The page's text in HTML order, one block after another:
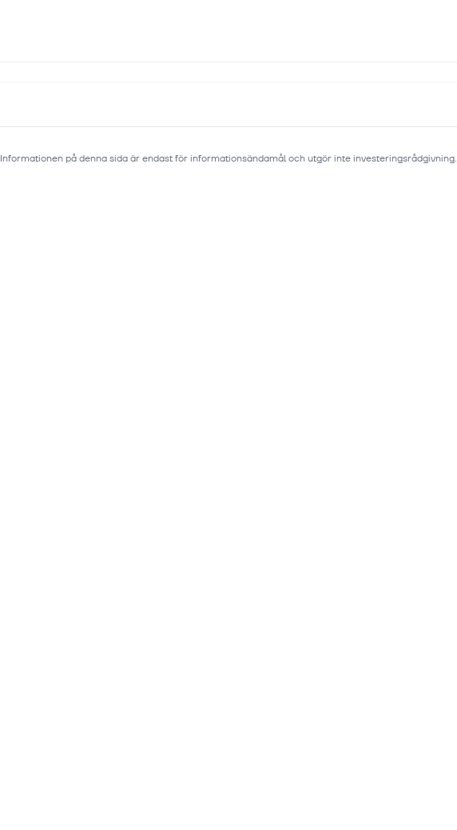
Informationen på denna sida är endast för informationsändamål och utgör inte investeringsrådgivning.